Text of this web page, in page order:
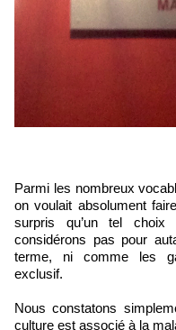
Parmi les nombreux
on voulait absolument
surpris qu’un tel
considérons pas pour
terme, ni comme les
exclusif.
Nous constatons
culture est associé à la